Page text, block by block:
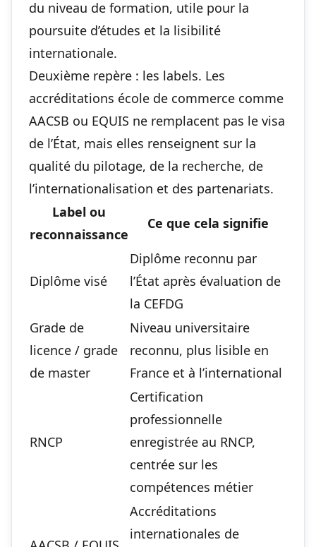
du niveau de formation, utile pour la
poursuite d’études et la lisibilité
internationale.
Deuxième repère : les labels. Les
accréditations école de commerce comme
AACSB ou EQUIS ne remplacent pas le visa
de l’État, mais elles renseignent sur la
qualité du pilotage, de la recherche, de
l’internationalisation et des partenariats.
Label ou
reconnaissance
Ce que cela signifie
Diplôme visé
Diplôme reconnu par
l’État après évaluation de
la CEFDG
Grade de
licence / grade
de master
Niveau universitaire
reconnu, plus lisible en
France et à l’international
RNCP
Certification
professionnelle
enregistrée au RNCP,
centrée sur les
compétences métier
Accréditations
internationales de